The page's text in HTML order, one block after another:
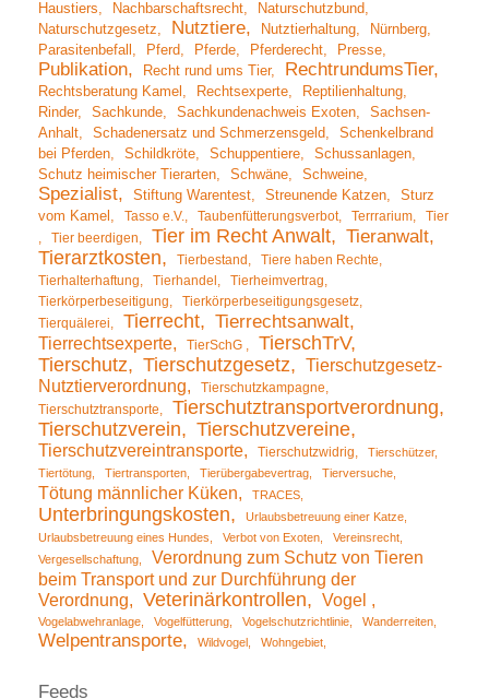
Haustiers
Nachbarschaftsrecht
Naturschutzbund
Naturschutzgesetz
Nutztiere Nutztierhaltung
Nürnberg
Parasitenbefall
Pferd Pferde Pferderecht Presse
Publikation Recht rund ums Tier RechtrundumsTier
Rechtsberatung Kamel Rechtsexperte
Reptilienhaltung
Rinder
Sachkunde Sachkundenachweis Exoten
Sachsen-
Anhalt
Schadenersatz und Schmerzensgeld
Schenkelbrand
bei Pferden
Schildkröte Schuppentiere
Schussanlagen
Schutz heimischer Tierarten
Schwäne Schweine
Spezialist Stiftung Warentest Streunende Katzen
Sturz
vom Kamel
Tasso e.V. Taubenfütterungsverbot Terrrarium
Tier
Tier beerdigen
Tier im Recht Anwalt Tieranwalt
Tierarztkosten Tierbestand
Tiere haben Rechte
Tierhalterhaftung
Tierhandel
Tierheimvertrag
Tierkörperbeseitigung
Tierkörperbeseitigungsgesetz
Tierquälerei
Tierrecht Tierrechtsanwalt
Tierrechtsexperte TierSchG
TierschTrV
Tierschutz
Tierschutzgesetz
Tierschutzgesetz-
Nutztierverordnung
Tierschutzkampagne
Tierschutztransporte
Tierschutztransportverordnung
Tierschutzverein
Tierschutzvereine
Tierschutzvereintransporte Tierschutzwidrig
Tierschützer
Tiertötung
Tiertransporten Tierübergabevertrag Tierversuche
Tötung männlicher Küken TRACES
Unterbringungskosten
Urlaubsbetreuung einer Katze
Urlaubsbetreuung eines Hundes
Verbot von Exoten
Vereinsrecht
Vergesellschaftung
Verordnung zum Schutz von Tieren
beim Transport und zur Durchführung der
Verordnung
Veterinärkontrollen Vogel
Vogelabwehranlage Vogelfütterung Vogelschutzrichtlinie Wanderreiten
Welpentransporte Wildvogel Wohngebiet